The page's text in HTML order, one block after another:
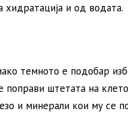
и од водата.
темното е подобар
штетата на
и минерали кои му се